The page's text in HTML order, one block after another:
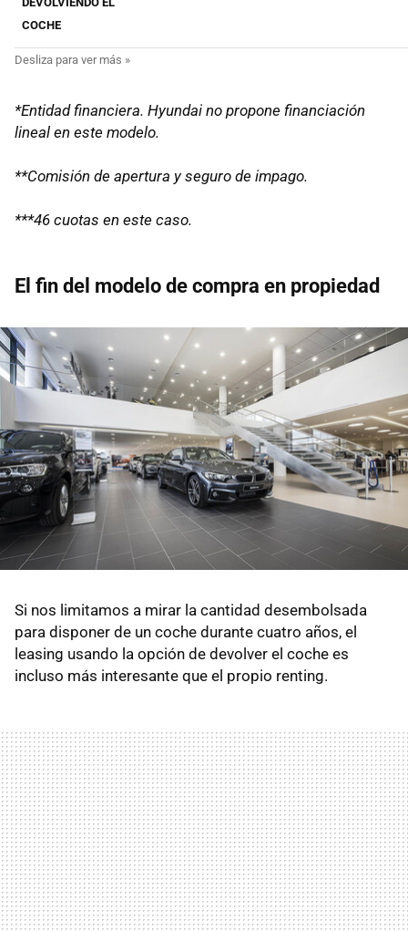
COCHE
*Entidad financiera. Hyundai no propone financiación
lineal en este modelo.
**Comisión de apertura y seguro de impago.
***46 cuotas en este caso.
El fin del modelo de compra en propiedad
Si nos limitamos a mirar la cantidad desembolsada
para disponer de un coche durante cuatro años, el
leasing usando la opción de devolver el coche es
incluso más interesante que el propio renting.